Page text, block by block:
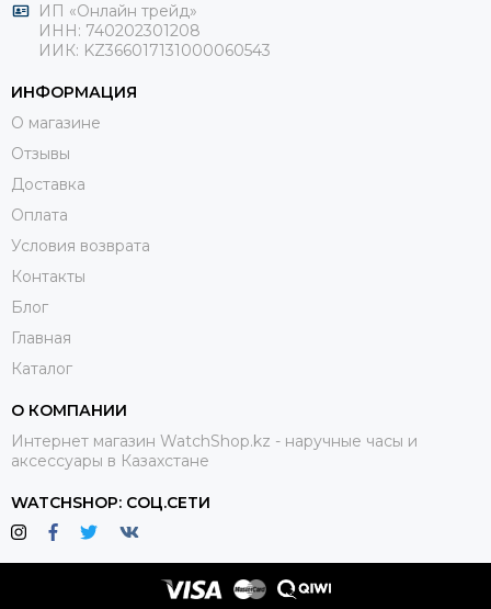
ИП «Онлайн трейд»
ИНН: 740202301208
ИИК: KZ366017131000060543
ИНФОРМАЦИЯ
О магазине
Отзывы
Доставка
Оплата
Условия возврата
Контакты
Блог
Главная
Каталог
О КОМПАНИИ
Интернет магазин WatchShop.kz - наручные часы и
аксессуары в Казахстане
WATCHSHOP: СОЦ.СЕТИ